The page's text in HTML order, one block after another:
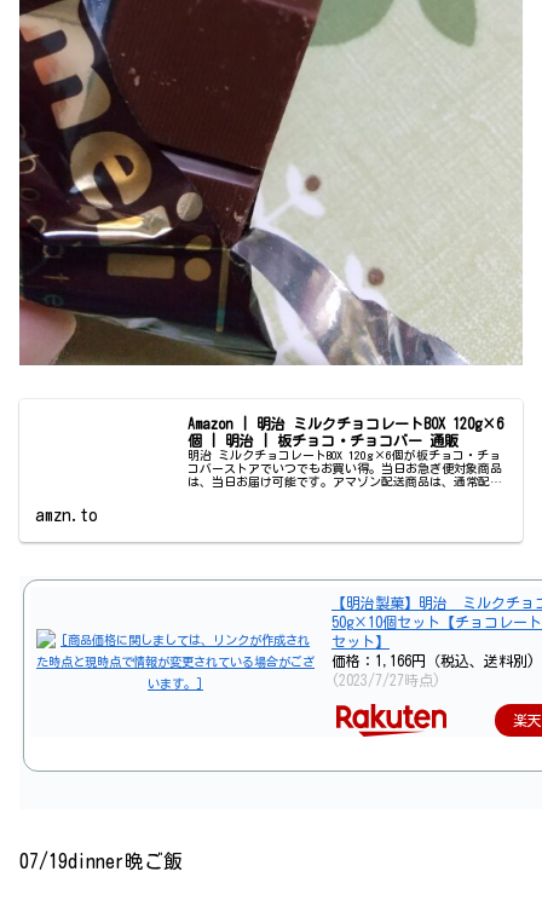
Amazon | 明治 ミルクチョコレートBOX 120g×6
個 | 明治 | 板チョコ・チョコバー 通販
明治 ミルクチョコレートBOX 120g×6個が板チョコ・チョ
コバーストアでいつでもお買い得。当日お急ぎ便対象商品
は、当日お届け可能です。アマゾン配送商品は、通常配送
amzn.to
【明治製菓】明治 ミルクチ
50g×10個セット【チョコレー
セット】
価格：1,166円（税込、送料別)
(2023/7/27時点)
楽
07/19dinner晩ご飯